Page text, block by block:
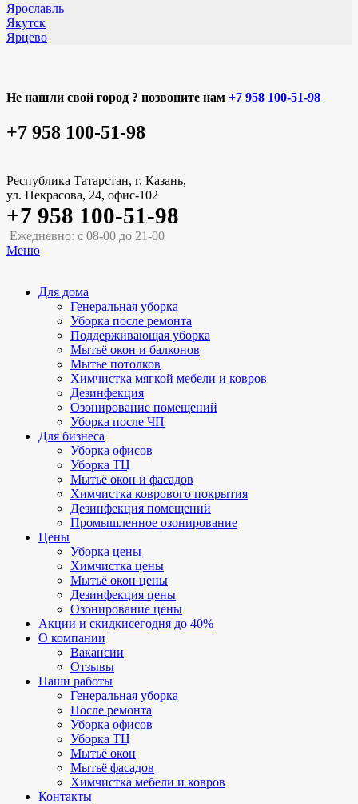
Ярославль
Якутск
Ярцево
Не нашли свой город ? позвоните нам +7 958 100-51-98
+7 958 100-51-98
Республика Татарстан, г. Казань,
ул. Некрасова, 24, офис-102
+7 958 100-51-98
Ежедневно: с 08-00 до 21-00
Меню
Для дома
Генеральная уборка
Уборка после ремонта
Поддерживающая уборка
Мытьё окон и балконов
Мытье потолков
Химчистка мягкой мебели и ковров
Дезинфекция
Озонирование помещений
Уборка после ЧП
Для бизнеса
Уборка офисов
Уборка ТЦ
Мытьё окон и фасадов
Химчистка коврового покрытия
Дезинфекция помещений
Промышленное озонирование
Цены
Уборка цены
Химчистка цены
Мытьё окон цены
Дезинфекция цены
Озонирование цены
Акции и скидкисегодня до 40%
О компании
Вакансии
Отзывы
Наши работы
Генеральная уборка
После ремонта
Уборка офисов
Уборка ТЦ
Мытьё окон
Мытьё фасадов
Химчистка мебели и ковров
Контакты